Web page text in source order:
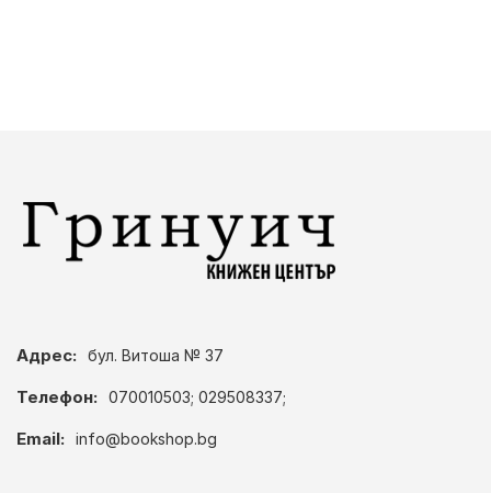
Адрес: бул. Витоша № 37
Телефон: 070010503; 029508337;
Email: info@bookshop.bg